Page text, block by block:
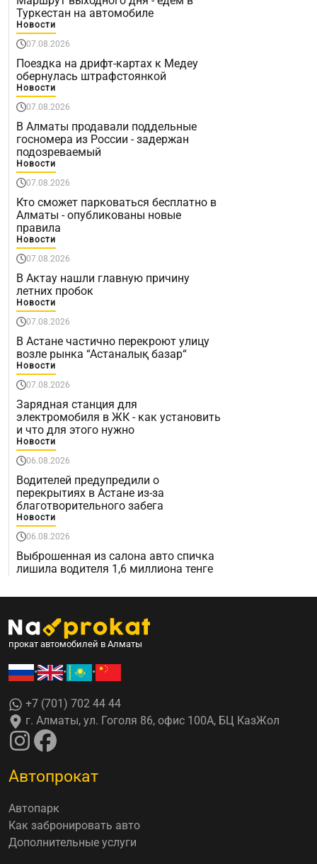
Туркестан на автомобиле
Новости
07.08.2026
Поездка на дрифт-картах к Медеу
обернулась штрафстоянкой
Новости
07.08.2026
В Алматы продавали поддельные
госномера из России - задержан
подозреваемый
Новости
07.08.2026
Кто сможет парковаться бесплатно в
Алматы - опубликованы новые
правила
Новости
07.08.2026
В Актау нашли главную причину
летних пробок
Новости
07.08.2026
В Астане частично перекроют улицу
возле рынка “Астаналық базар“
Новости
07.08.2026
Зарядная станция для
электромобиля в ЖК - как установить
и что для этого нужно
Новости
06.08.2026
Водителей предупредили о
перекрытиях в Астане из-за
благотворительного забега
Новости
06.08.2026
Выброшенная из салона авто спичка
лишила водителя 1,6 миллиона тенге
прокат автомобилей в Алматы
• • •
+7 (701) 702 44 44
г. Алматы, ул. Гоголя 86, офис 100А, БЦ КазЖол
Автопрокат
Автопарк
Как забронировать авто
Дополнительные услуги